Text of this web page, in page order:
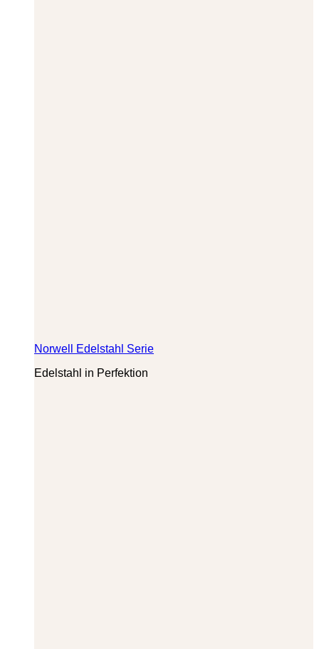
Norwell Edelstahl Serie
Edelstahl in Perfektion